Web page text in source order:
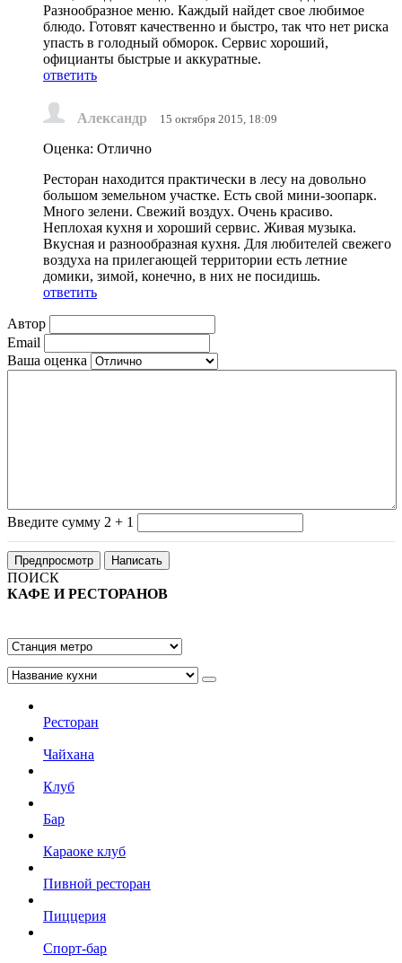
Разнообразное меню. Каждый найдет свое любимое
блюдо. Готовят качественно и быстро, так что нет риска
упасть в голодный обморок. Сервис хороший,
официанты быстрые и аккуратные.
ответить
Александр 15 октября 2015, 18:09
Оценка: Отлично
Ресторан находится практически в лесу на довольно
большом земельном участке. Есть свой мини-зоопарк.
Много зелени. Свежий воздух. Очень красиво.
Неплохая кухня и хороший сервис. Живая музыка.
Вкусная и разнообразная кухня. Для любителей свежего
воздуха на прилегающей территории есть летние
домики, зимой, конечно, в них не посидишь.
ответить
Автор
Email
Ваша оценка
Введите сумму 2 + 1
ПОИСК
КАФЕ И РЕСТОРАНОВ
Ресторан
Чайхана
Клуб
Бар
Караоке клуб
Пивной ресторан
Пиццерия
Спорт-бар